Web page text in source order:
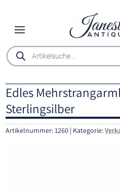
Products
search
Edles
Sterlingsilber
Artikelnummer:1260 Kategorie: